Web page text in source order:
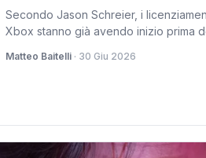
Secondo Jason Schreier, i
Xbox stanno già avendo inizio prima
prospettive della console Xbox
Matteo Baitelli · 30 Giu 2026